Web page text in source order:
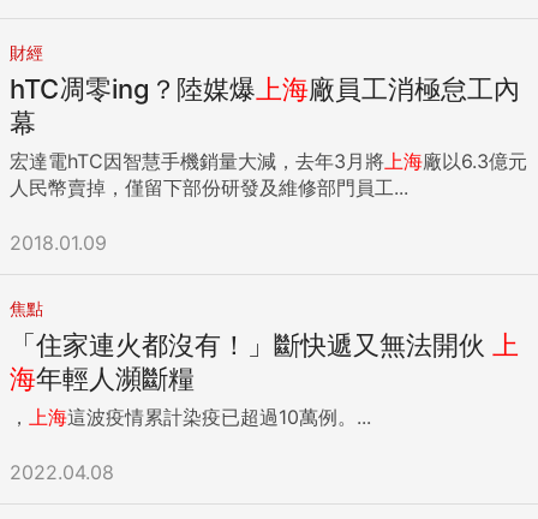
財經
hTC凋零ing？陸媒爆 上海廠員工消極怠工內
幕
宏達電hTC因智慧手機銷量大減，去年3月將 上海廠以6.3億元
人民幣賣掉，僅留下部份研發及維修部門員工...
2018.01.09
焦點
「住家連火都沒有！」斷快遞又無法開伙
上
海年輕人瀕斷糧
， 上海這波疫情累計染疫已超過10萬例。...
2022.04.08